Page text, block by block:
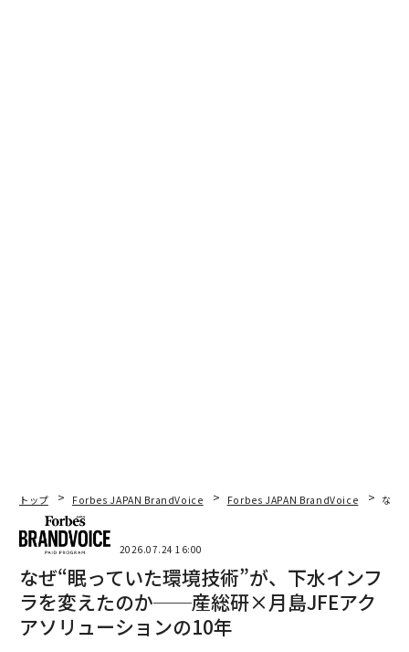
トップ Forbes JAPAN BrandVoice Forbes JAPAN BrandVoice なぜ
2026.07.24 16:00
なぜ“眠っていた環境技術”が、下水インフ
ラを変えたのか──産総研×月島JFEアク
アソリューションの10年